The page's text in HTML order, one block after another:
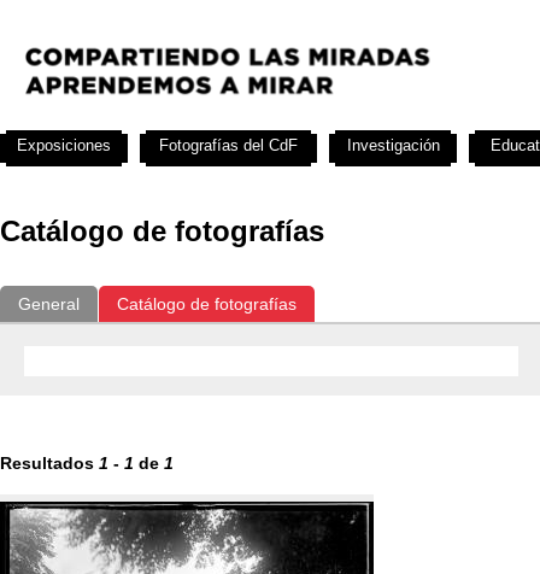
Catálogo de fotografías
General Catálogo de fotografías
Resultados 1 - 1 de 1
Exposiciones Fotografías del CdF Investigación